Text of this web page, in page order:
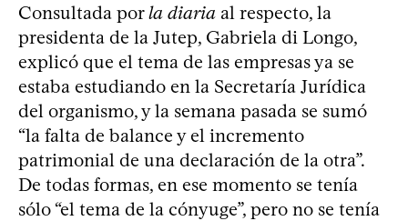
Consultada porla diaria al respecto, la
presidenta de la Jutep, Gabriela di Longo,
explicó que el tema de las empresas ya se
estaba estudiando en la Secretaría Jurídica
del organismo, y la semana pasada se sumó
“la falta de balance y el incremento
patrimonial de una declaración de la otra”.
De todas formas, en ese momento se tenía
sólo “el tema de la cónyuge”, pero no se tenía